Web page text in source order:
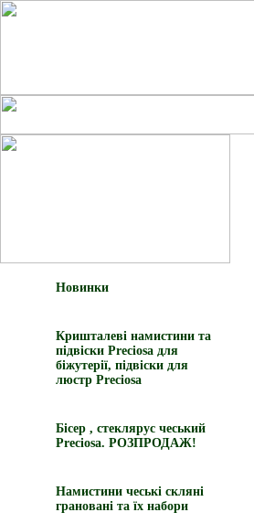
Новинки
Кришталеві намистини та
підвіски Preciosa для
біжутерії, підвіски для
люстр Preciosa
Бісер , стеклярус чеський
Preciosa. РОЗПРОДАЖ!
Намистини чеські скляні
грановані та їх набори